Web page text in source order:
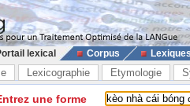
lexical Corpus
Lexicographie Etymologie
une forme